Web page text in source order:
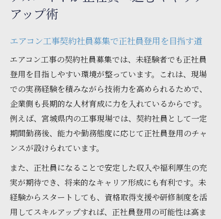
アップ術
エアコン工事契約社員募集で正社員登用を目指す道
エアコン工事の契約社員募集では、未経験者でも正社員
登用を目指しやすい環境が整っています。これは、現場
での実務経験を積みながら技術力を高められるためで、
企業側も長期的な人材育成に力を入れているからです。
例えば、宮城県内の工事現場では、契約社員として一定
期間勤務後、能力や勤務態度に応じて正社員登用のチャ
ンスが設けられています。
また、正社員になることで安定した収入や福利厚生の充
実が期待でき、将来的なキャリア形成にも有利です。未
経験からスタートしても、資格取得支援や研修制度を活
用してスキルアップすれば、正社員登用の可能性は高ま